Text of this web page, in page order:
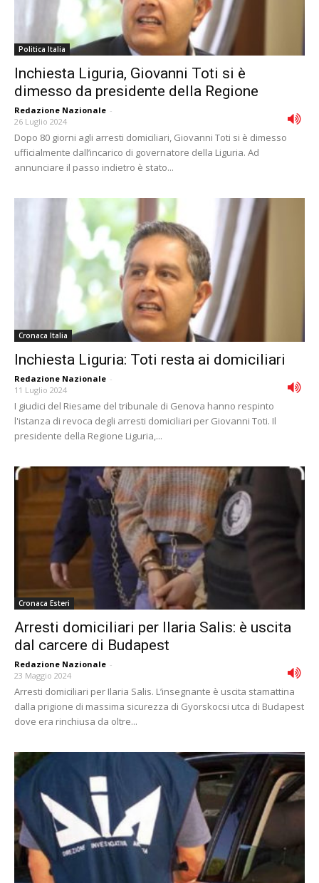
Politica Italia
Inchiesta Liguria, Giovanni Toti si è
dimesso da presidente della Regione
Redazione Nazionale -
26 Luglio 2024
Dopo 80 giorni agli arresti domiciliari, Giovanni Toti si è dimesso
ufficialmente dall’incarico di governatore della Liguria. Ad
annunciare il passo indietro è stato...
Cronaca Italia
Inchiesta Liguria: Toti resta ai domiciliari
Redazione Nazionale -
11 Luglio 2024
I giudici del Riesame del tribunale di Genova hanno respinto
l'istanza di revoca degli arresti domiciliari per Giovanni Toti. Il
presidente della Regione Liguria,...
Cronaca Esteri
Arresti domiciliari per Ilaria Salis: è uscita
dal carcere di Budapest
Redazione Nazionale -
23 Maggio 2024
Arresti domiciliari per Ilaria Salis. L’insegnante è uscita stamattina
dalla prigione di massima sicurezza di Gyorskocsi utca di Budapest
dove era rinchiusa da oltre...